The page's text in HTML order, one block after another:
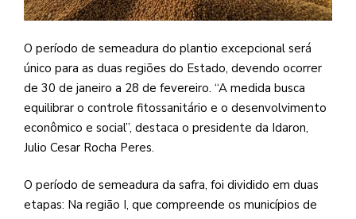
O período de semeadura do plantio excepcional será
único para as duas regiões do Estado, devendo ocorrer
de 30 de janeiro a 28 de fevereiro. “A medida busca
equilibrar o controle fitossanitário e o desenvolvimento
econômico e social”, destaca o presidente da Idaron,
Julio Cesar Rocha Peres.
O período de semeadura da safra, foi dividido em duas
etapas: Na região I, que compreende os municípios de